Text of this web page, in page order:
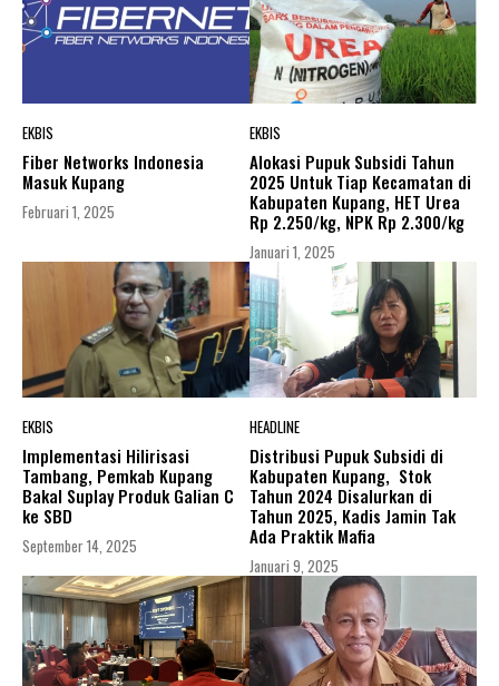
EKBIS
Fiber Networks Indonesia
Masuk Kupang
Februari 1, 2025
EKBIS
Alokasi Pupuk Subsidi Tahun
2025 Untuk Tiap Kecamatan di
Kabupaten Kupang, HET Urea
Rp 2.250/kg, NPK Rp 2.300/kg
Januari 1, 2025
EKBIS
Implementasi Hilirisasi
Tambang, Pemkab Kupang
Bakal Suplay Produk Galian C
ke SBD
September 14, 2025
HEADLINE
Distribusi Pupuk Subsidi di
Kabupaten Kupang, Stok
Tahun 2024 Disalurkan di
Tahun 2025, Kadis Jamin Tak
Ada Praktik Mafia
Januari 9, 2025